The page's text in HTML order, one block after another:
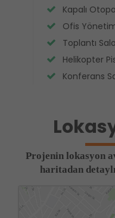
Kapalı
Ofis
Toplantı
Helikopter
Konferans
Projenin lokasyon
haritadan